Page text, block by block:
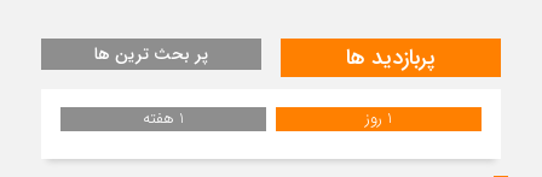
پربازدید ها پر بحث ترین ها
1 روز 1 هفته